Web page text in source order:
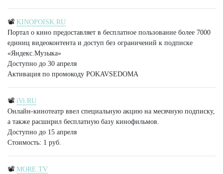
📽 KINOPOISK.RU
Портал о кино предоставляет в бесплатное пользование более 7000
единиц видеоконтента и доступ без ограничений к подписке
«Яндекс.Музыка»
Доступно до 30 апреля
Активация по промокоду POKAVSEDOMA
📽 iVi.RU
Онлайн-кинотеатр ввел специальную акцию на месячную подписку,
а также расширил бесплатную базу кинофильмов.
Доступно до 15 апреля
Стоимость: 1 руб.
📽 MORE.TV